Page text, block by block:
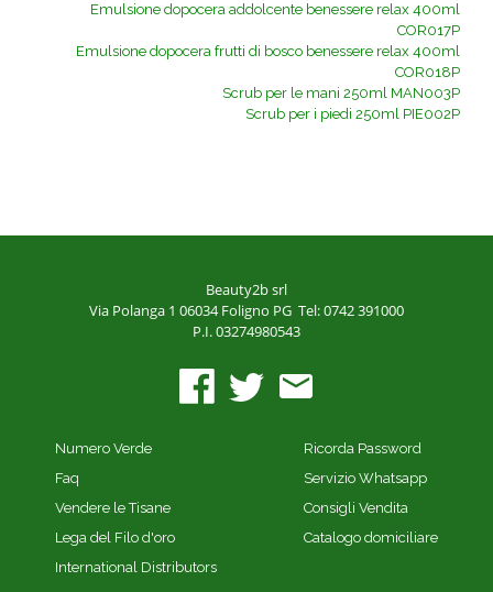
Emulsione dopocera addolcente benessere relax 400ml
COR017P
Emulsione dopocera frutti di bosco benessere relax 400ml
COR018P
Scrub per le mani 250ml MAN003P
Scrub per i piedi 250ml PIE002P
Beauty2b srl
Via Polanga 1 06034 Foligno PG Tel: 0742 391000
P.I. 03274980543
Numero Verde
Faq
Vendere le Tisane
Lega del Filo d'oro
International Distributors
Ricorda Password
Servizio Whatsapp
Consigli Vendita
Catalogo domiciliare